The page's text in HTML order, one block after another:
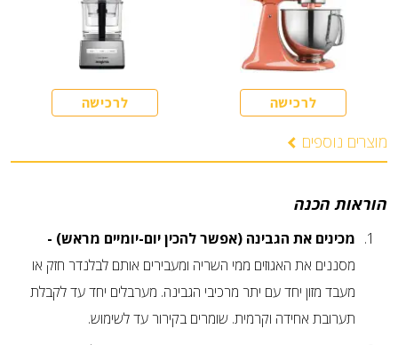
לרכישה לרכישה
מוצרים נוספים
הוראות הכנה
מכינים את הגבינה (אפשר להכין יום-יומיים מראש) -
מסננים את האגוזים ממי השריה ומעבירים אותם לבלנדר חזק או
מעבד מזון יחד עם יתר מרכיבי הגבינה. מערבלים יחד עד לקבלת
תערובת אחידה וקרמית. שומרים בקירור עד לשימוש.